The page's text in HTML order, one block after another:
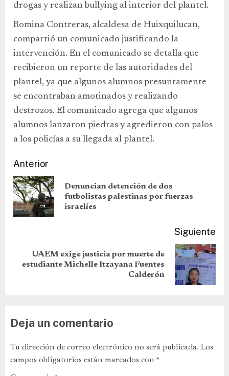
drogas y realizan bullying al interior del plantel.
Romina Contreras, alcaldesa de Huixquilucan,
compartió un comunicado justificando la
intervención. En el comunicado se detalla que
recibieron un reporte de las autoridades del
plantel, ya que algunos alumnos presuntamente
se encontraban amotinados y realizando
destrozos. El comunicado agrega que algunos
alumnos lanzaron piedras y agredieron con palos
a los policías a su llegada al plantel.
Anterior
Denuncian detención de dos
futbolistas palestinas por fuerzas
israelíes
Siguiente
UAEM exige justicia por muerte de
estudiante Michelle Itzayana Fuentes
Calderón
Deja un comentario
Tu dirección de correo electrónico no será publicada. Los
campos obligatorios están marcados con *